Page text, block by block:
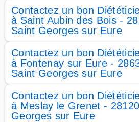
Contactez un bon
à Saint Aubin des Bois -
Saint Georges sur Eure
Contactez un bon
à Fontenay sur Eure -
Saint Georges sur Eure
Contactez un bon
à Meslay le Grenet -
Georges sur Eure